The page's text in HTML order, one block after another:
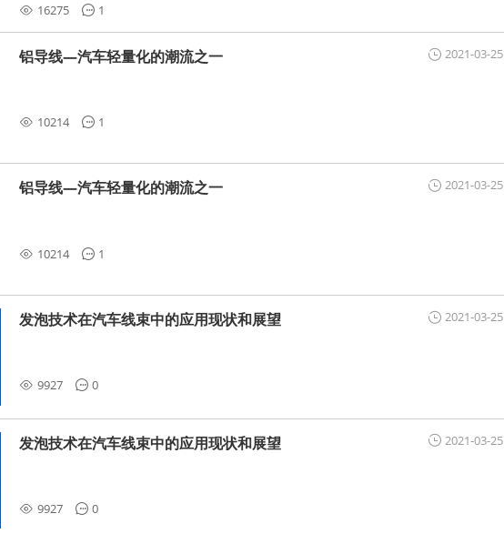
16275 1
2021-03-25
铝导线—汽车轻量化的潮流之一
10214 1
2021-03-25
铝导线—汽车轻量化的潮流之一
10214 1
2021-03-25
发泡技术在汽车线束中的应用现状和展望
9927 0
2021-03-25
发泡技术在汽车线束中的应用现状和展望
9927 0